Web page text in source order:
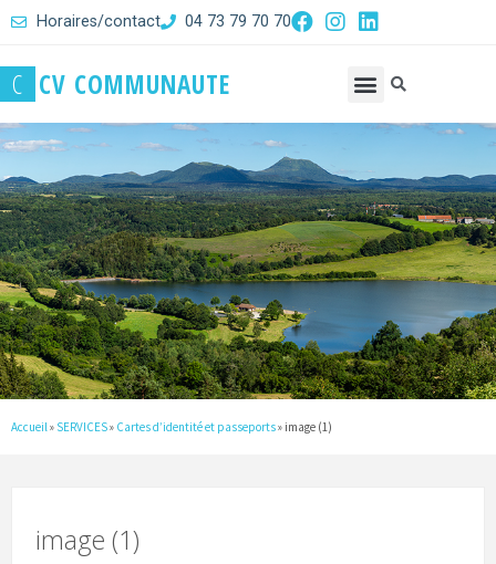
Horaires/contact 04 73 79 70 70
C CV COMMUNAUTE
Accueil » SERVICES» Cartes d’identité et passeports» image (1)
image (1)